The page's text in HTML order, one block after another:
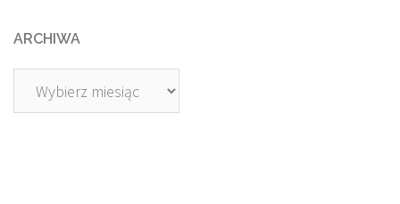
ARCHIWA
Archiwa